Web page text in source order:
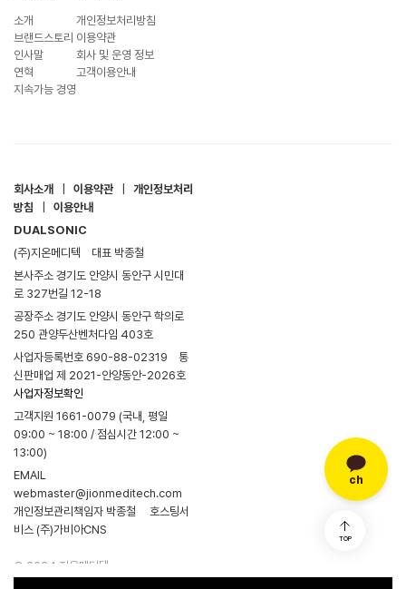
ch
TOP
소개
브랜드스토리
인사말
연혁
지속가능 경영
개인정보처리방침
이용약관
회사 및 운영 정보
고객이용안내
회사소개 이용약관
개인정보처리
방침
이용안내
DUALSONIC
(주)지온메디텍
대표 박종철
본사주소 경기도 안양시 동안구 시민대
로 327번길 12-18
공장주소 경기도 안양시 동안구 학의로
250 관양두산벤처다임 403호
사업자등록번호 690-88-02319
통
신판매업 제 2021-안양동안-2026호
사업자정보확인
고객지원 1661-0079 (국내, 평일
09:00 ~ 18:00 / 점심시간 12:00 ~
13:00)
EMAIL
webmaster@jionmeditech.com
개인정보관리책임자 박종철
호스팅서
비스 (주)가비아CNS
© 2024 지온메디텍.